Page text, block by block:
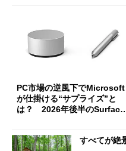
PC市場の逆風下でMicrosoft
が仕掛ける“サプライズ”と
は？ 2026年後半のSurface
すべてが絶